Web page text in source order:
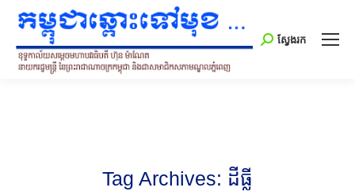
Search:
ស្វែងរក
Tag Archives: ដីធ្លី